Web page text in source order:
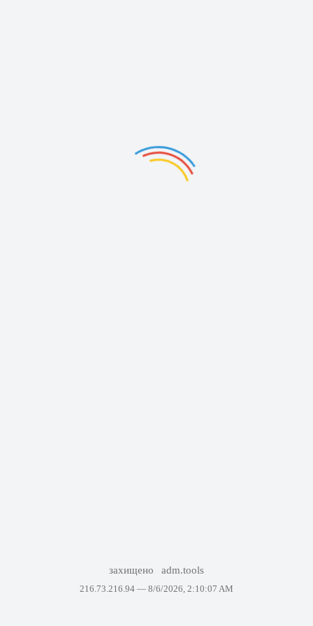
захищено adm.tools
216.73.216.94 — 8/6/2026, 2:10:07 AM